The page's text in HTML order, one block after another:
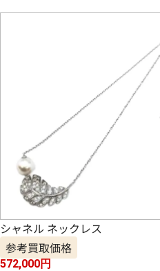
シャネル ネックレス
参考買取価格
572,000円